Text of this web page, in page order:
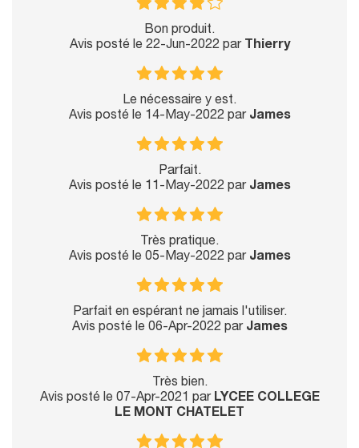
Bon produit.
Avis posté le 22-Jun-2022 par Thierry
Le nécessaire y est.
Avis posté le 14-May-2022 par James
Parfait.
Avis posté le 11-May-2022 par James
Très pratique.
Avis posté le 05-May-2022 par James
Parfait en espérant ne jamais l'utiliser.
Avis posté le 06-Apr-2022 par James
Très bien.
Avis posté le 07-Apr-2021 par LYCEE COLLEGE
LE MONT CHATELET